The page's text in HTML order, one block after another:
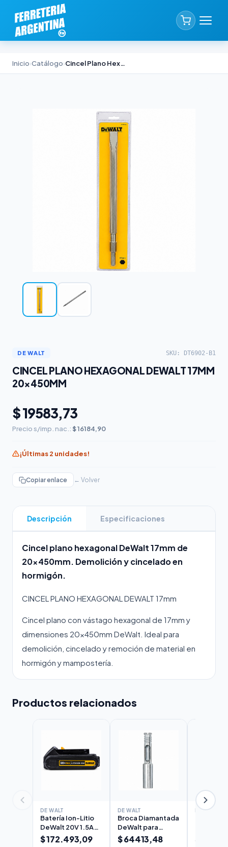
Inicio›Catálogo› Cincel Plano Hexagonal DeWalt 17mm 20×450mm
DE WALT SKU: DT6902-B1
CINCEL PLANO HEXAGONAL DEWALT 17MM
20×450MM
$ 19583,73
Precio s/imp. nac.: $ 16184,90
¡Últimas 2 unidades!
Copiar enlace ← Volver
Descripción Especificaciones
Cincel plano hexagonal DeWalt 17mm de
20×450mm. Demolición y cincelado en
hormigón.
CINCEL PLANO HEXAGONAL DEWALT 17mm
Cincel plano con vástago hexagonal de 17mm y
dimensiones 20×450mm DeWalt. Ideal para
demolición, cincelado y remoción de material en
hormigón y mampostería.
Productos relacionados
DE WALT
Batería Ion-Litio
DeWalt 20V 1.5Ah
Sistema 20V MAX
$ 172.493,09
DE WALT
Broca Diamantada
DeWalt para
Cerámica 10mm
$ 64413,48
DE WALT
$